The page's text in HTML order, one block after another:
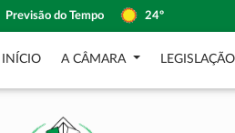
Previsão do Tempo 24º
INÍCIO A CÂMARA LEGISLAÇÃO